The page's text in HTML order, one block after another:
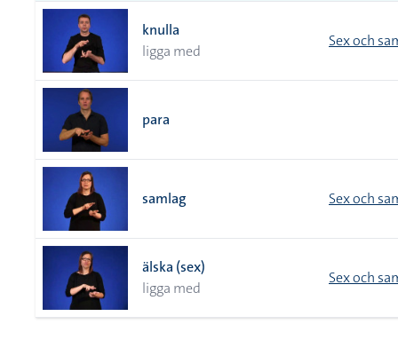
knulla
ligga med
Sex och
para
samlag Sex och
älska (sex)
ligga med
Sex och